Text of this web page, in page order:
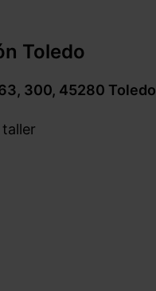
Toledo
300, 45280 Toledo